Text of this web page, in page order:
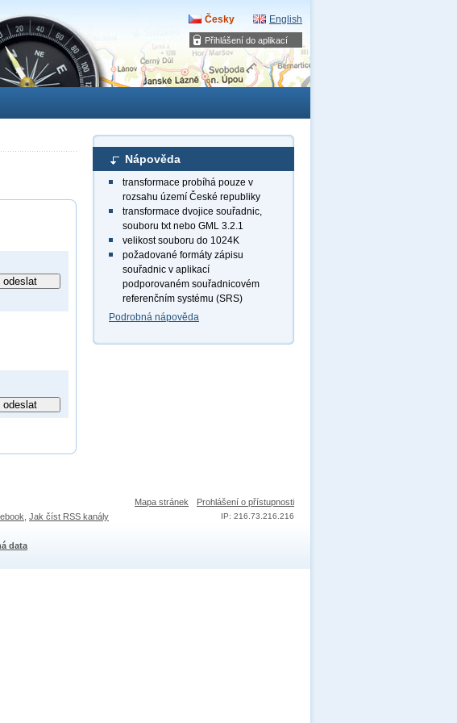
Přihlášení do aplikací
Česky English
Nápověda
transformace probíhá pouze v
rozsahu území České republiky
transformace dvojice souřadnic,
souboru txt nebo GML 3.2.1
velikost souboru do 1024K
požadované formáty zápisu
souřadnic v aplikací
podporovaném souřadnicovém
referenčním systému (SRS)
Podrobná nápověda
Mapa stránek Prohlášení o přístupnosti
IP: 216.73.216.216
Jak číst RSS kanály
data